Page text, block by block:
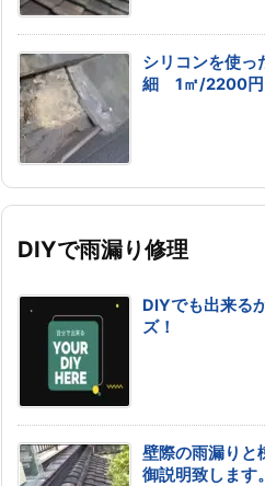
シリコンを使っ
細 1㎡/2200円
DIYで雨漏り修理
DIYでも出来る
ズ！
壁際の雨漏りと
御説明致します。